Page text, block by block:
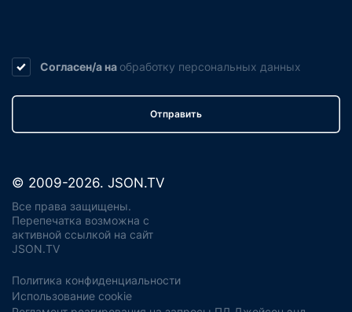
Согласен/а на обработку персональных данных
Отправить
© 2009-2026. JSON.TV
Все права защищены.
Перепечатка возможна с
активной ссылкой на сайт
JSON.TV
Политика конфиденциальности
Использование cookie